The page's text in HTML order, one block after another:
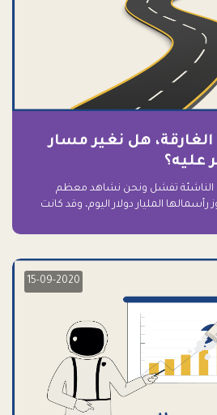
هل نغير مسار
عليه؟
الناشئة تفشل ونحن نشاهد معظم
رأسمالها المليار دولار اليوم، وقد كانت
15-09-2020